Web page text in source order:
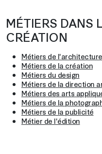
MÉTIERS DANS
CRÉATION
Métiers de
Métiers de la création
Métiers du design
Métiers de la direction
Métiers des arts
Métiers de la
Métiers de la publicité
Métier de l'édition